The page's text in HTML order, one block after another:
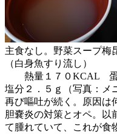
主食なし。野菜スープ梅
（白身魚すり流し）
熱量１７０KCAL 蛋
塩分２．５ｇ（写真：メ
再び嘔吐が続く。原因は
胆嚢炎の対策とオペ。以
て腫れていて、これが食